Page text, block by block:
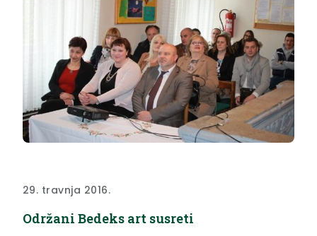
29. travnja 2016.
Održani Bedeks art susreti